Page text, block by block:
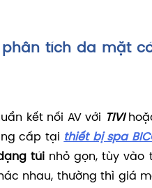
phân tích da mặt
kết nối AV với TIVI
cấp tại thiết bị spa
túi nhỏ gọn, tùy vào
nhau, thường thì giá